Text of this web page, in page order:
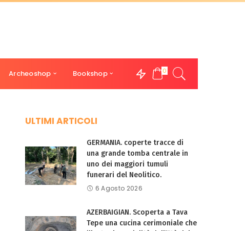
Archeoshop Bookshop 0
ULTIMI ARTICOLI
GERMANIA. coperte tracce di
una grande tomba centrale in
uno dei maggiori tumuli
funerari del Neolitico.
6 Agosto 2026
AZERBAIGIAN. Scoperta a Tava
Tepe una cucina cerimoniale che